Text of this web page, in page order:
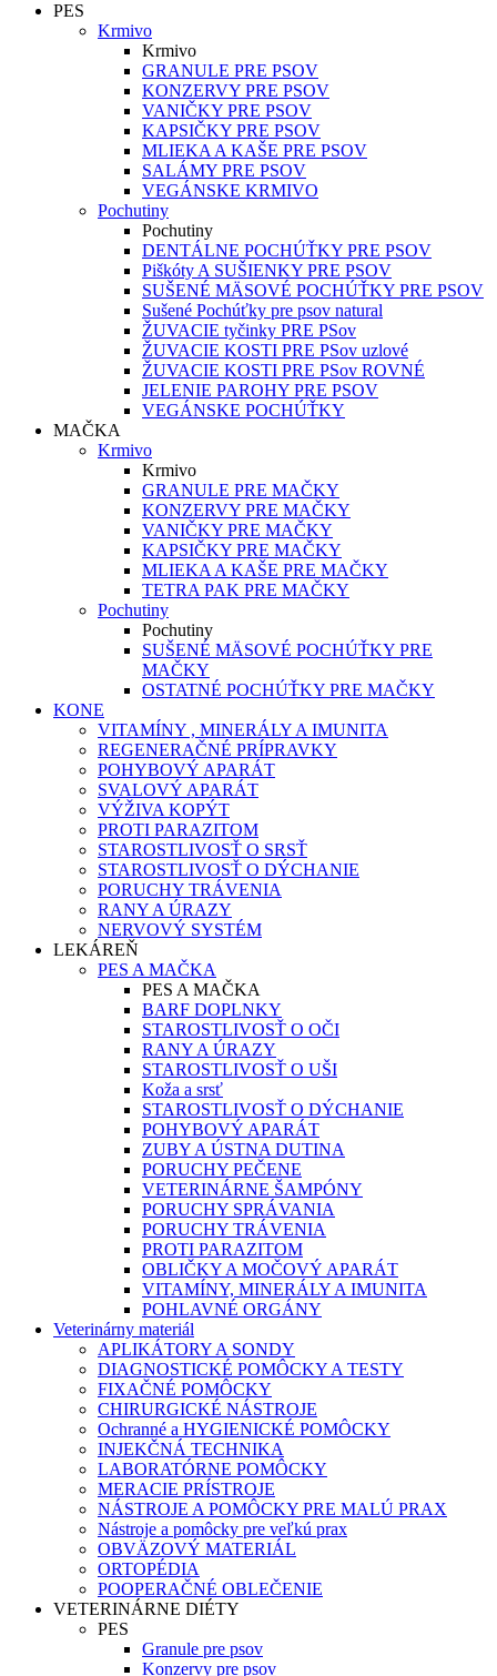
PES
Krmivo
Krmivo
GRANULE PRE PSOV
KONZERVY PRE PSOV
VANIČKY PRE PSOV
KAPSIČKY PRE PSOV
MLIEKA A KAŠE PRE PSOV
SALÁMY PRE PSOV
VEGÁNSKE KRMIVO
Pochutiny
Pochutiny
DENTÁLNE POCHÚŤKY PRE PSOV
Piškóty A SUŠIENKY PRE PSOV
SUŠENÉ MÄSOVÉ POCHÚŤKY PRE PSOV
Sušené Pochúťky pre psov natural
ŽUVACIE tyčinky PRE PSov
ŽUVACIE KOSTI PRE PSov uzlové
ŽUVACIE KOSTI PRE PSov ROVNÉ
JELENIE PAROHY PRE PSOV
VEGÁNSKE POCHÚŤKY
MAČKA
Krmivo
Krmivo
GRANULE PRE MAČKY
KONZERVY PRE MAČKY
VANIČKY PRE MAČKY
KAPSIČKY PRE MAČKY
MLIEKA A KAŠE PRE MAČKY
TETRA PAK PRE MAČKY
Pochutiny
Pochutiny
SUŠENÉ MÄSOVÉ POCHÚŤKY PRE
MAČKY
OSTATNÉ POCHÚŤKY PRE MAČKY
KONE
VITAMÍNY , MINERÁLY A IMUNITA
REGENERAČNÉ PRÍPRAVKY
POHYBOVÝ APARÁT
SVALOVÝ APARÁT
VÝŽIVA KOPÝT
PROTI PARAZITOM
STAROSTLIVOSŤ O SRSŤ
STAROSTLIVOSŤ O DÝCHANIE
PORUCHY TRÁVENIA
RANY A ÚRAZY
NERVOVÝ SYSTÉM
LEKÁREŇ
PES A MAČKA
PES A MAČKA
BARF DOPLNKY
STAROSTLIVOSŤ O OČI
RANY A ÚRAZY
STAROSTLIVOSŤ O UŠI
Koža a srsť
STAROSTLIVOSŤ O DÝCHANIE
POHYBOVÝ APARÁT
ZUBY A ÚSTNA DUTINA
PORUCHY PEČENE
VETERINÁRNE ŠAMPÓNY
PORUCHY SPRÁVANIA
PORUCHY TRÁVENIA
PROTI PARAZITOM
OBLIČKY A MOČOVÝ APARÁT
VITAMÍNY, MINERÁLY A IMUNITA
POHLAVNÉ ORGÁNY
Veterinárny materiál
APLIKÁTORY A SONDY
DIAGNOSTICKÉ POMÔCKY A TESTY
FIXAČNÉ POMÔCKY
CHIRURGICKÉ NÁSTROJE
Ochranné a HYGIENICKÉ POMÔCKY
INJEKČNÁ TECHNIKA
LABORATÓRNE POMÔCKY
MERACIE PRÍSTROJE
NÁSTROJE A POMÔCKY PRE MALÚ PRAX
Nástroje a pomôcky pre veľkú prax
OBVÄZOVÝ MATERIÁL
ORTOPÉDIA
POOPERAČNÉ OBLEČENIE
VETERINÁRNE DIÉTY
PES
Granule pre psov
Konzervy pre psov